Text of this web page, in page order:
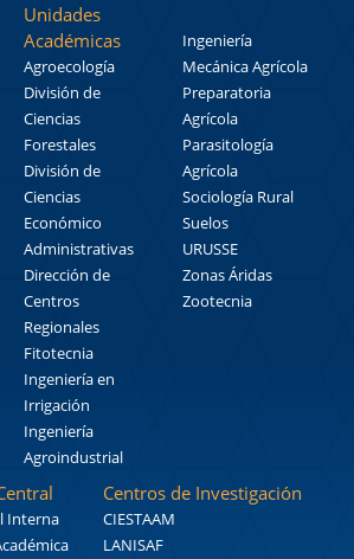
Unidades
Académicas
Agroecología
División de
Ciencias
Forestales
División de
Ciencias
Económico
Administrativas
Dirección de
Centros
Regionales
Fitotecnia
Ingeniería en
Irrigación
Ingeniería
Agroindustrial
Ingeniería
Mecánica Agrícola
Preparatoria
Agrícola
Parasitología
Agrícola
Sociología Rural
Suelos
URUSSE
Zonas Áridas
Zootecnia
Interna
Centros de Investigación
CIESTAAM
LANISAF